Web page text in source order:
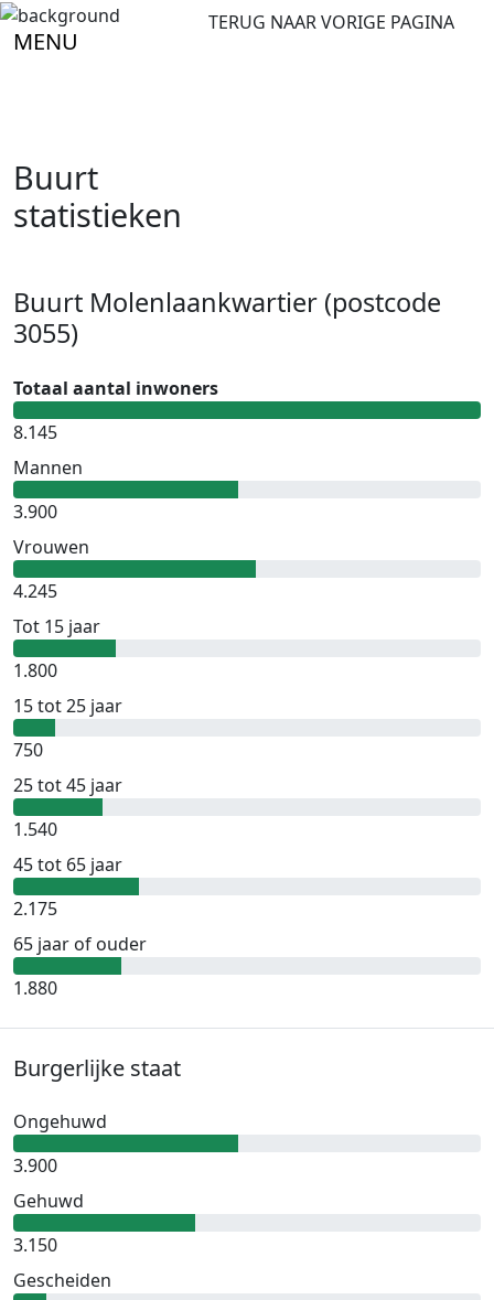
MENU
TERUG NAAR VORIGE PAGINA
Buurt
statistieken
Buurt Molenlaankwartier (postcode
3055)
Totaal aantal inwoners
8.145
Mannen
3.900
Vrouwen
4.245
Tot 15 jaar
1.800
15 tot 25 jaar
750
25 tot 45 jaar
1.540
45 tot 65 jaar
2.175
65 jaar of ouder
1.880
Burgerlijke staat
Ongehuwd
3.900
Gehuwd
3.150
Gescheiden